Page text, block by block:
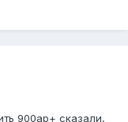
900ap+ сказали,